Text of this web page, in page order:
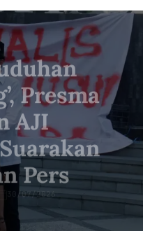
Presma
AJI
Pers
30/07/2026